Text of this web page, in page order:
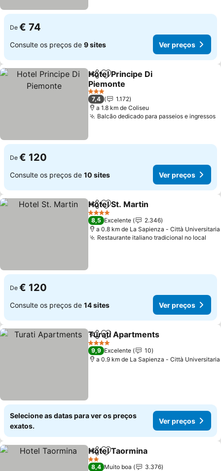
De € 74
Consulte os preços de 9 sites Ver preços
PartilharAdicionar aos favoritos
Hotel Principe Di
Piemonte
3 Estrelas
7,4
1.172
a 1.8 km de Coliseu
Balcão dedicado para passeios e ingressos
De € 120
Consulte os preços de 10 sites Ver preços
PartilharAdicionar aos favoritos
Hotel St. Martin
4 Estrelas
8,5 Excelente
2.346
a 0.8 km de La Sapienza - Città Universitaria
Restaurante italiano tradicional no local
De € 120
Consulte os preços de 14 sites Ver preços
PartilharAdicionar aos favoritos
Turati Apartments
4 Estrelas
9,9 Excelente
10
a 0.9 km de La Sapienza - Città Universitaria
Selecione as datas para ver os preços
exatos.
Ver preços
PartilharAdicionar aos favoritos
Hotel Taormina
2 Estrelas
8,4 Muito boa
3.376